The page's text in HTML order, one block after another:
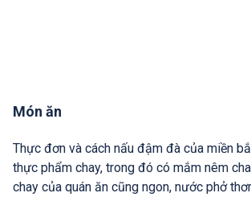
Món ăn
Thực đơn và cách nấu đậm đà của miền
thực phẩm chay, trong đó có mắm nêm
chay của quán ăn cũng ngon, nước phở